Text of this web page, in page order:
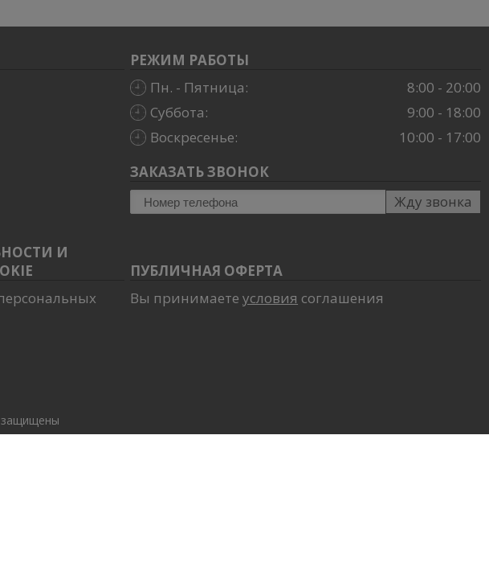
РЕЖИМ РАБОТЫ
Пн. - Пятница:
8:00 - 20:00
Суббота:
9:00 - 18:00
Воскресенье:
10:00 - 17:00
ЗАКАЗАТЬ ЗВОНОК
Жду звонка
И
ПУБЛИЧНАЯ ОФЕРТА
Вы принимаетеусловия соглашения
защищены